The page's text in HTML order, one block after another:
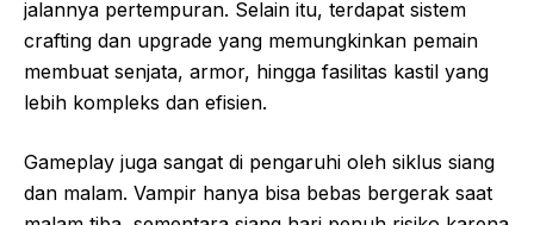
jalannya pertempuran. Selain itu, terdapat sistem
crafting dan upgrade yang memungkinkan pemain
membuat senjata, armor, hingga fasilitas kastil yang
lebih kompleks dan efisien.
Gameplay juga sangat di pengaruhi oleh siklus siang
dan malam. Vampir hanya bisa bebas bergerak saat